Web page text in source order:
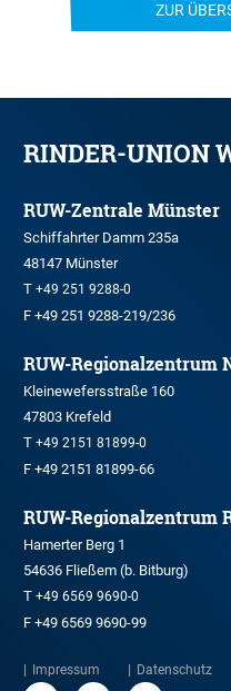
ZUR
RINDER-UNION
RUW-Zentrale Münster
Schiffahrter Damm 235a
48147 Münster
T +49 251 9288-0
F +49 251 9288-219/236
RUW-Regionalzentrum
Kleinewefersstraße 160
47803 Krefeld
T +49 2151 81899-0
F +49 2151 81899-66
RUW-Regionalzentrum
Hamerter Berg 1
54636 Fließem (b. Bitburg)
T +49 6569 9690-0
F +49 6569 9690-99
Impressum Datenschutz